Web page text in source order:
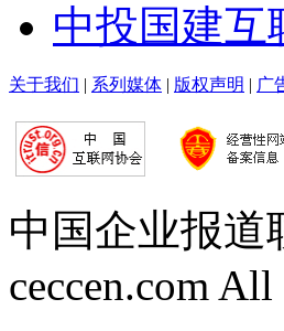
中投国建互
关于我们 | 系列媒体 | 版权声明 | 广
中国企业报道
ceccen.com